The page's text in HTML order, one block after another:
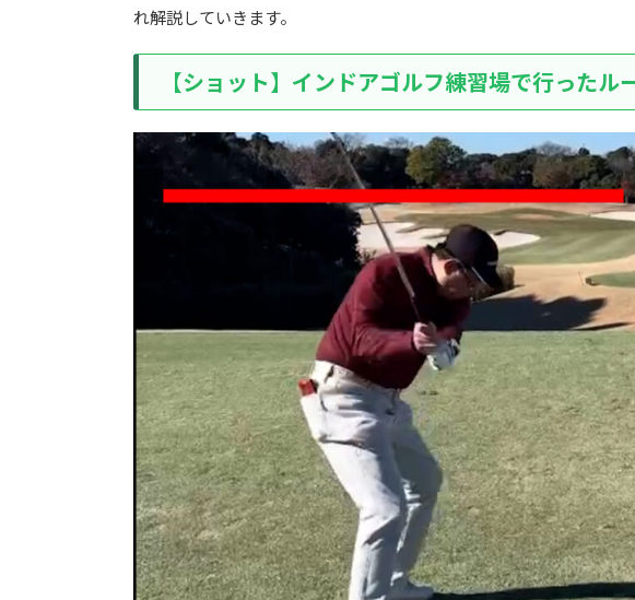
れ解説していきます。
【ショット】インドアゴルフ練習場で行ったル